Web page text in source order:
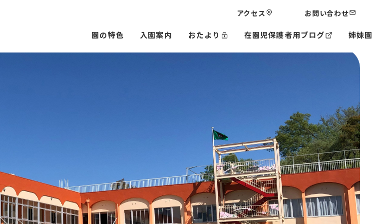
園の特色 入園案内 おたより 在園児保護者用ブログ 姉妹園
アクセス お問い合わせ